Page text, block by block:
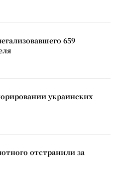
659
украинских
отстранили за